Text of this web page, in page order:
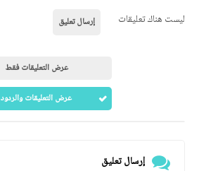
ليست هناك تعليقات إرسال تعليق
عرض التعليقات فقط
عرض التعليقات والردود
إرسال تعليق